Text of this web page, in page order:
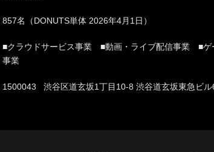
857名（DONUTS単体 2026年4月1日）
■クラウドサービス事業 ■動画・ライブ配信事業 ■
事業
1500043 渋谷区道玄坂1丁目10-8 渋谷道玄坂東急ビル